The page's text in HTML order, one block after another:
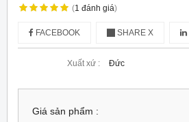
(1 đánh giá)
FACEBOOK SHARE X
Xuất xứ : Đức
Giá sản phẩm :